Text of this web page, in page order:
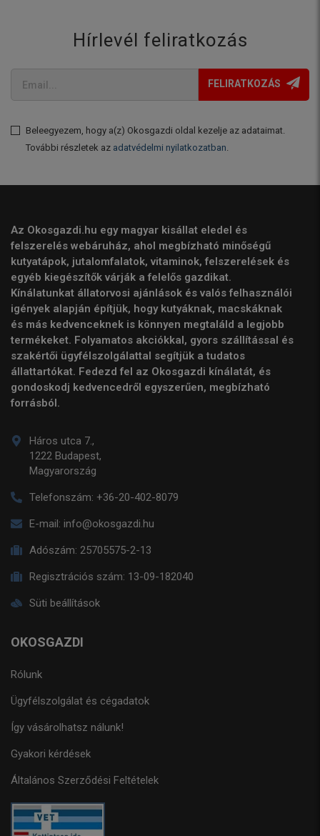
Hírlevél feliratkozás
FELIRATKOZÁS
Beleegyezem, hogy a(z) Okosgazdi oldal kezelje az adataimat.
További részletek az adatvédelmi nyilatkozatban.
Az Okosgazdi.hu egy magyar kisállat eledel és
felszerelés webáruház, ahol megbízható minőségű
kutyatápok, jutalomfalatok, vitaminok, felszerelések és
egyéb kiegészítők várják a felelős gazdikat.
Kínálatunkat állatorvosi ajánlások és valós felhasználói
igények alapján építjük, hogy kutyáknak, macskáknak
és más kedvenceknek is könnyen megtaláld a legjobb
termékeket. Folyamatos akciókkal, gyors szállítással és
szakértői ügyfélszolgálattal segítjük a tudatos
állattartókat. Fedezd fel az Okosgazdi kínálatát, és
gondoskodj kedvencedről egyszerűen, megbízható
forrásból.
Háros utca 7.,
1222 Budapest,
Magyarország
Telefonszám: +36-20-402-8079
E-mail: info@okosgazdi.hu
Adószám: 25705575-2-13
Regisztrációs szám: 13-09-182040
Süti beállítások
OKOSGAZDI
Rólunk
Ügyfélszolgálat és cégadatok
Így vásárolhatsz nálunk!
Gyakori kérdések
Általános Szerződési Feltételek